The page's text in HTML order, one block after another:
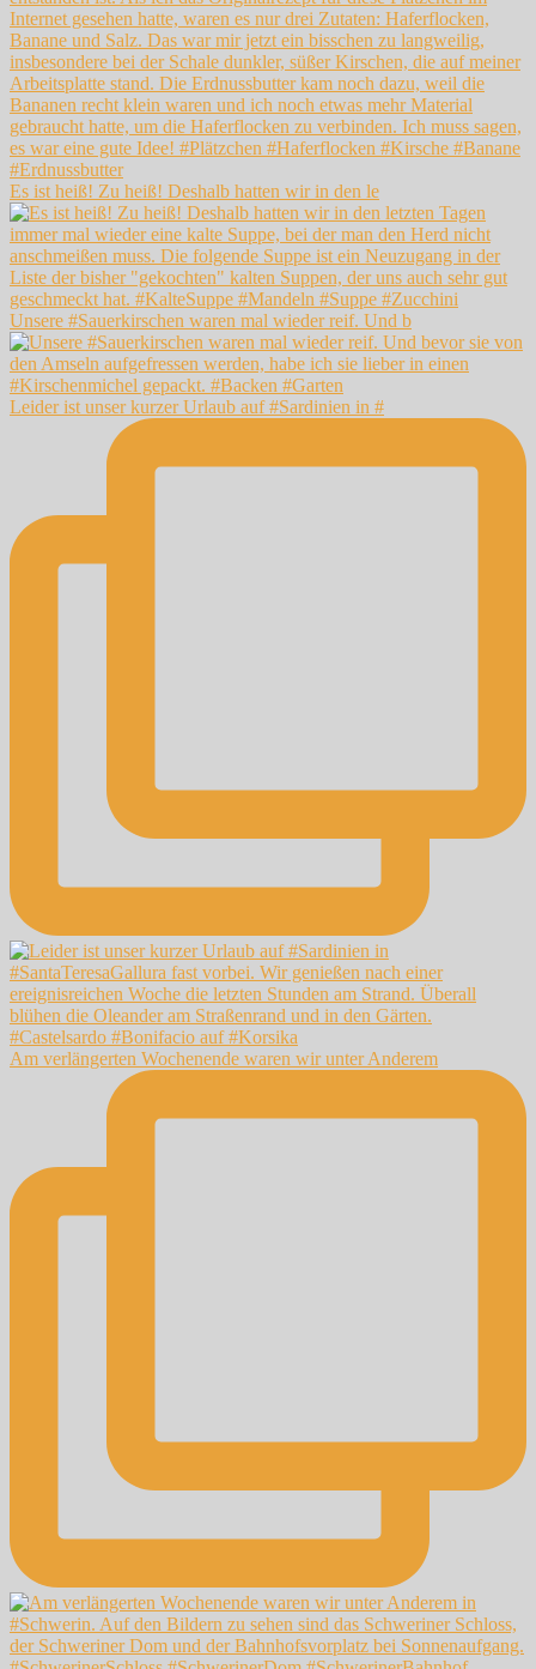
Es ist heiß! Zu heiß! Deshalb hatten wir in den le
Unsere #Sauerkirschen waren mal wieder reif. Und b
Leider ist unser kurzer Urlaub auf #Sardinien in #
Am verlängerten Wochenende waren wir unter Anderem